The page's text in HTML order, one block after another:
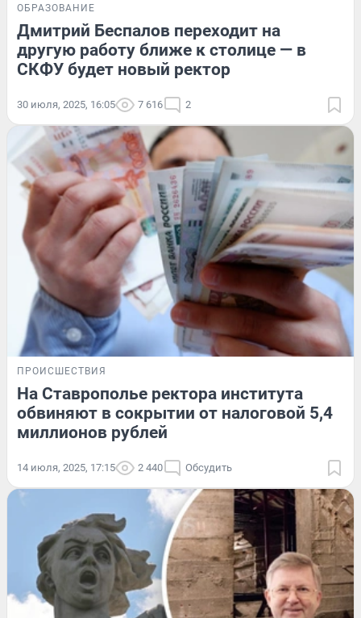
ОБРАЗОВАНИЕ
Дмитрий Беспалов переходит на
другую работу ближе к столице — в
СКФУ будет новый ректор
30 июля, 2025, 16:05 7 616 2
ПРОИСШЕСТВИЯ
На Ставрополье ректора института
обвиняют в сокрытии от налоговой 5,4
миллионов рублей
14 июля, 2025, 17:15 2 440 Обсудить